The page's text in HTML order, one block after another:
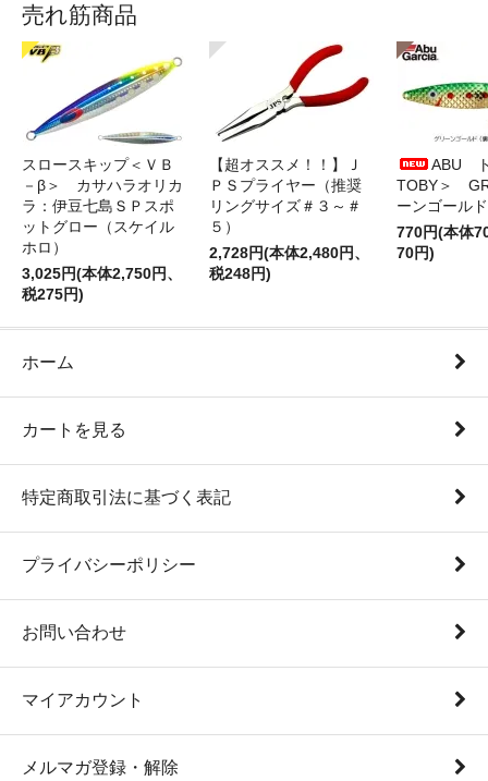
売れ筋商品
スロースキップ＜ＶＢ
－β＞ カサハラオリカ
ラ：伊豆七島ＳＰスポ
ットグロー（スケイル
ホロ）
3,025円(本体2,750円、
税275円)
【超オススメ！！】Ｊ
ＰＳプライヤー（推奨
リングサイズ＃３～＃
５）
2,728円(本体2,480円、
税248円)
ABU
TOBY＞
ーンゴールド
770円(本体
70円)
ホーム
カートを見る
特定商取引法に基づく表記
プライバシーポリシー
お問い合わせ
マイアカウント
メルマガ登録・解除